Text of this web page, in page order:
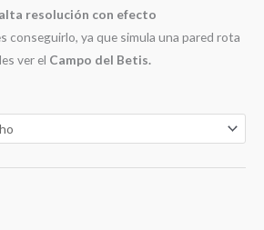
alta resolución con efecto
conseguirlo, ya que simula una pared rota
ver el Campo del Betis.